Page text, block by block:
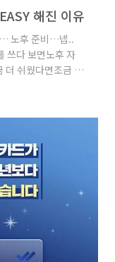
해진 이유
노후 준비…넵..
쓰다 보면노후 자
더 쉬웠다면조금 달
IBK 연금Easy를 듣
단부터 투자, 은
비스입니다.간단
볼 수 있어노후 준
는 그..